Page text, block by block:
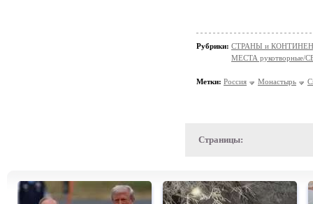
Рубрики: СТРАНЫ и
МЕСТА
Метки: Россия Монастырь
Страницы: